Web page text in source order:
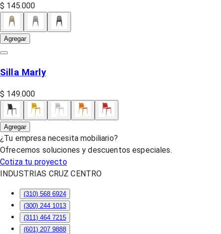
$ 145.000
Agregar
Silla Marly
$ 149.000
Agregar
¿Tu empresa necesita mobiliario?
Ofrecemos soluciones y descuentos especiales.
Cotiza tu proyecto
INDUSTRIAS CRUZ CENTRO
(310) 568 6924
(300) 244 1013
(311) 464 7215
(601) 207 9888